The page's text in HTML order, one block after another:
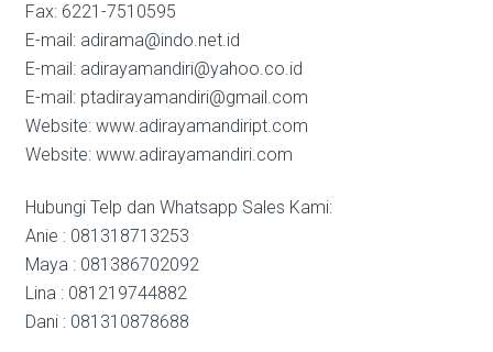
Fax: 6221-7510595
E-mail: adirama@indo.net.id
E-mail: adirayamandiri@yahoo.co.id
E-mail: ptadirayamandiri@gmail.com
Website: www.adirayamandiript.com
Website: www.adirayamandiri.com
Hubungi Telp dan Whatsapp Sales Kami:
Anie : 081318713253
Maya : 081386702092
Lina : 081219744882
Dani : 081310878688